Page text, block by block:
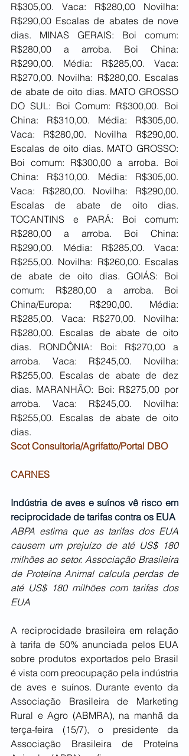
R$305,00. Vaca: R$280,00 Novilha:
R$290,00 Escalas de abates de nove
dias. MINAS GERAIS: Boi comum:
R$280,00 a arroba. Boi China:
R$290,00. Média: R$285,00. Vaca:
R$270,00. Novilha: R$280,00. Escalas
de abate de oito dias. MATO GROSSO
DO SUL: Boi Comum: R$300,00. Boi
China: R$310,00. Média: R$305,00.
Vaca: R$280,00. Novilha R$290,00.
Escalas de oito dias. MATO GROSSO:
Boi comum: R$300,00 a arroba. Boi
China: R$310,00. Média: R$305,00.
Vaca: R$280,00. Novilha: R$290,00.
Escalas de abate de oito dias.
TOCANTINS e PARÁ: Boi comum:
R$280,00 a arroba. Boi China:
R$290,00. Média: R$285,00. Vaca:
R$255,00. Novilha: R$260,00. Escalas
de abate de oito dias. GOIÁS: Boi
comum: R$280,00 a arroba. Boi
China/Europa: R$290,00. Média:
R$285,00. Vaca: R$270,00. Novilha:
R$280,00. Escalas de abate de oito
dias. RONDÔNIA: Boi: R$270,00 a
arroba. Vaca: R$245,00. Novilha:
R$255,00. Escalas de abate de dez
dias. MARANHÃO: Boi: R$275,00 por
arroba. Vaca: R$245,00. Novilha:
R$255,00. Escalas de abate de oito
dias.
Scot Consultoria/Agrifatto/Portal DBO
CARNES
Indústria de aves e suínos vê risco em
reciprocidade de tarifas contra os EUA
ABPA estima que as tarifas dos EUA
causem um prejuízo de até US$ 180
milhões ao setor. Associação Brasileira
de Proteína Animal calcula perdas de
até US$ 180 milhões com tarifas dos
EUA
A reciprocidade brasileira em relação
à tarifa de 50% anunciada pelos EUA
sobre produtos exportados pelo Brasil
é vista com preocupação pela indústria
de aves e suínos. Durante evento da
Associação Brasileira de Marketing
Rural e Agro (ABMRA), na manhã da
terça-feira (15/7), o presidente da
Associação Brasileira de Proteína